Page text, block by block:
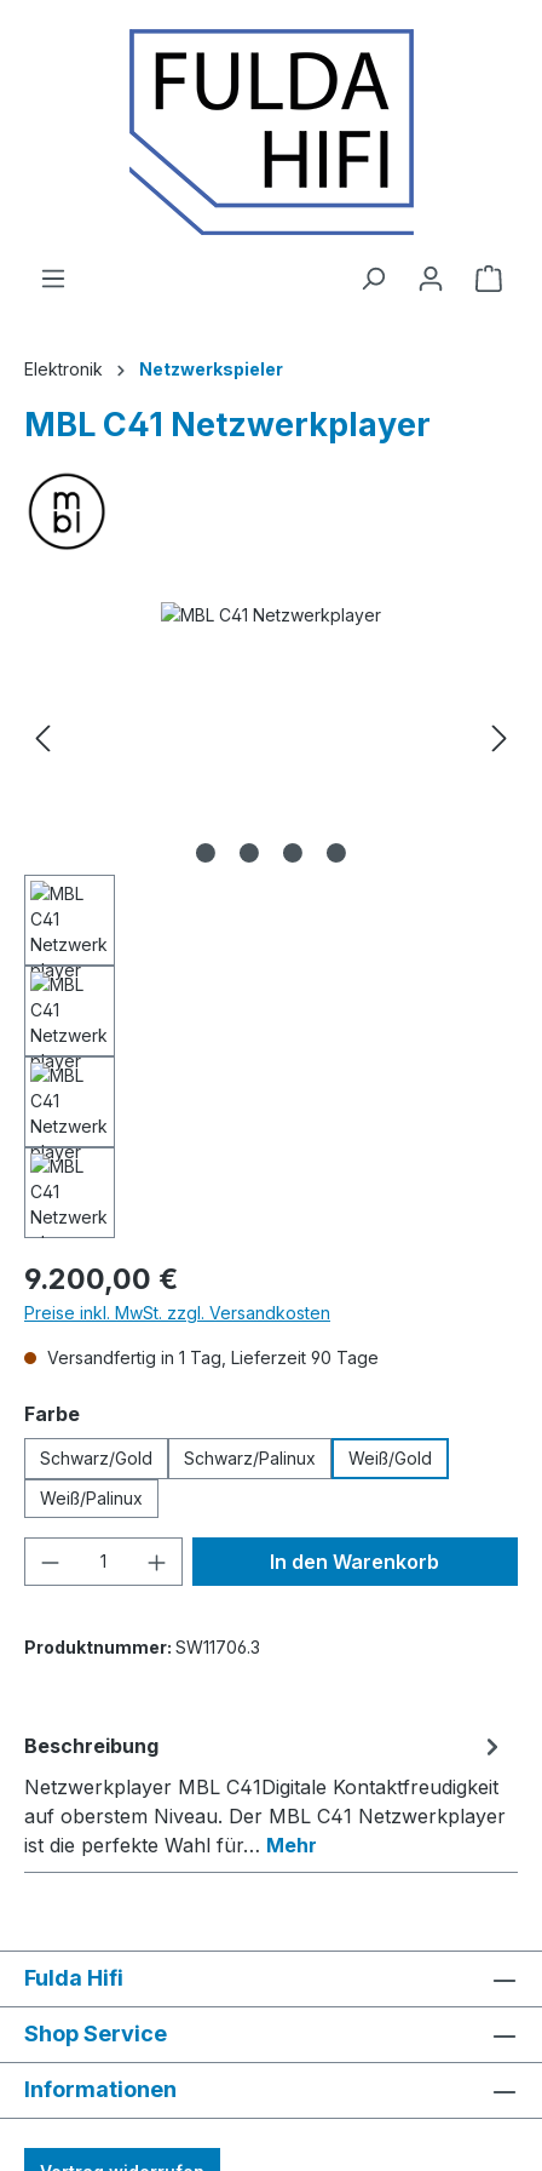
Zum Hauptinhalt springen
Elektronik Netzwerkspieler
MBL C41 Netzwerkplayer
Bildergalerie überspringen
Regulärer Preis:
9.200,00 €
Preise inkl. MwSt. zzgl. Versandkosten
Versandfertig in 1 Tag, Lieferzeit 90 Tage
Farbeauswählen
Schwarz/Gold Schwarz/Palinux
Weiß/Gold
Weiß/Palinux
Produkt Anzahl: Gib denIn den Warenkorb
Produktnummer: SW11706.3
Beschreibung
Netzwerkplayer MBL C41Digitale Kontaktfreudigkeit
auf oberstem Niveau. Der MBL C41 Netzwerkplayer
ist die perfekte Wahl für… Mehr
Fulda Hifi
Shop Service
Informationen